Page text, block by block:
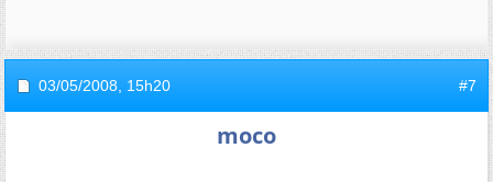
03/05/2008, 15h20 #7
moco